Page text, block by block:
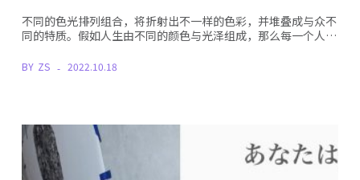
不同的色光排列组合，将折射出不一样的色彩，并堆叠成与众不
同的特质。假如人生由不同的颜色与光泽组成，那么每一个人…
BY ZS 2022.10.18